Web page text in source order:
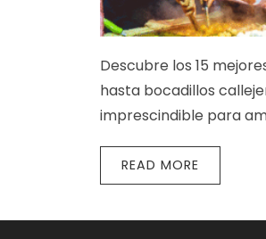
Descubre los 15
hasta bocadillos
imprescindible para
READ MORE